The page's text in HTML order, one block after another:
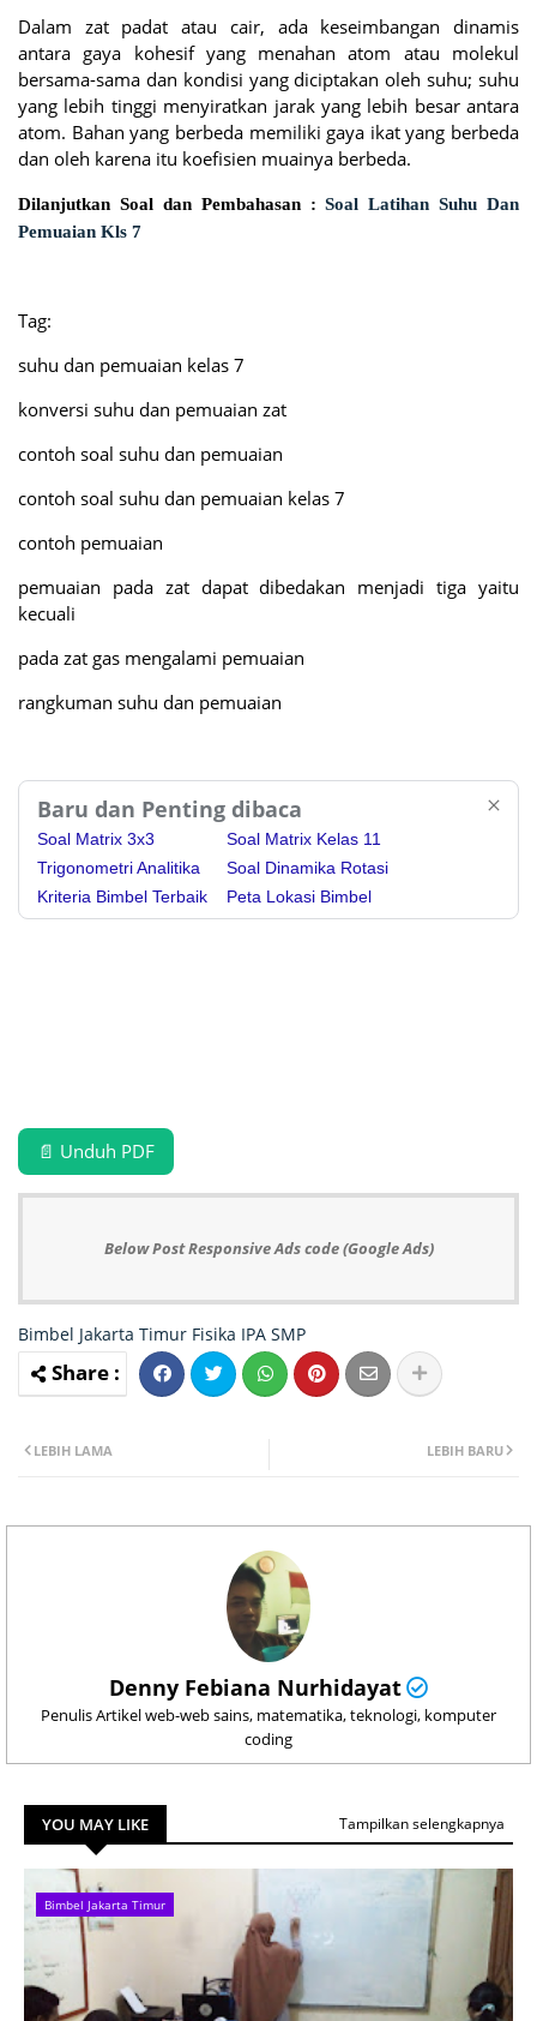
Dalam zat padat atau cair, ada keseimbangan dinamis
antara gaya kohesif yang menahan atom atau molekul
bersama-sama dan kondisi yang diciptakan oleh suhu; suhu
yang lebih tinggi menyiratkan jarak yang lebih besar antara
atom. Bahan yang berbeda memiliki gaya ikat yang berbeda
dan oleh karena itu koefisien muainya berbeda.
Dilanjutkan Soal dan Pembahasan :Soal Latihan Suhu Dan
Pemuaian Kls 7
Tag:
suhu dan pemuaian kelas 7
konversi suhu dan pemuaian zat
contoh soal suhu dan pemuaian
contoh soal suhu dan pemuaian kelas 7
contoh pemuaian
pemuaian pada zat dapat dibedakan menjadi tiga yaitu
kecuali
pada zat gas mengalami pemuaian
rangkuman suhu dan pemuaian
Baru dan Penting dibaca
Soal Matrix 3x3
Trigonometri Analitika
Kriteria Bimbel Terbaik
Soal Matrix Kelas 11
Soal Dinamika Rotasi
Peta Lokasi Bimbel
📄 Unduh PDF
Below Post Responsive Ads code (Google Ads)
Bimbel Jakarta Timur Fisika IPA SMP
LEBIH BARU
LEBIH LAMA
Denny Febiana Nurhidayat
Penulis Artikel web-web sains, matematika, teknologi, komputer
coding
YOU MAY LIKE Tampilkan selengkapnya
Bimbel Jakarta Timur